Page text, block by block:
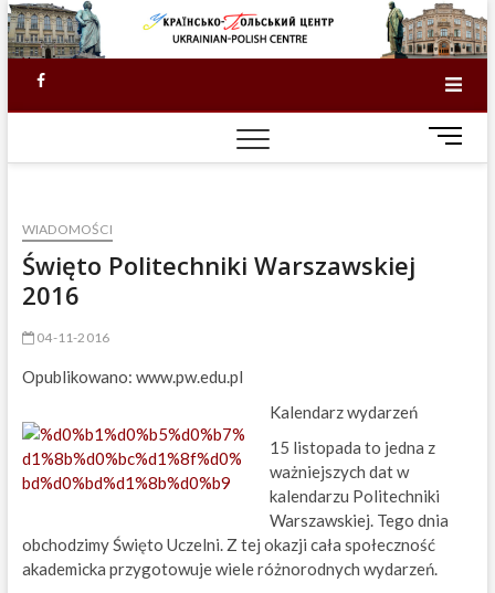
Skip
to
content
Facebook
M
e
WIADOMOŚCI
Święto Politechniki Warszawskiej
2016
04-11-2016
Opublikowano: www.pw.edu.pl
Kalendarz wydarzeń
15 listopada to jedna z
ważniejszych dat w
kalendarzu Politechniki
Warszawskiej. Tego dnia
obchodzimy Święto Uczelni. Z tej okazji cała społeczność
akademicka przygotowuje wiele różnorodnych wydarzeń.